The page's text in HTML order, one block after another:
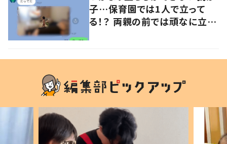
子…保育園では1人で立って
る！？ 両親の前では頑なに立た